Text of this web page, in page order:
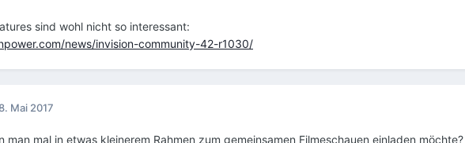
sind wohl nicht so interessant:
news/invision-community-42-r1030/
Mai 2017
man mal in etwas kleinerem Rahmen zum gemeinsamen Filmeschauen einladen möchte?